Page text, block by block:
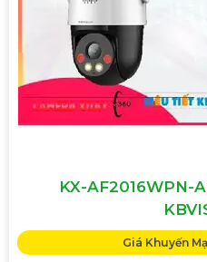
Hãy liên hệ với chúng tôi để
lựa chọn Camera Kbvision
Trân trọng,"
Hy vọng bạn sẽ hài lòng với
KX-AF2016WPN-
Giá Khuyến